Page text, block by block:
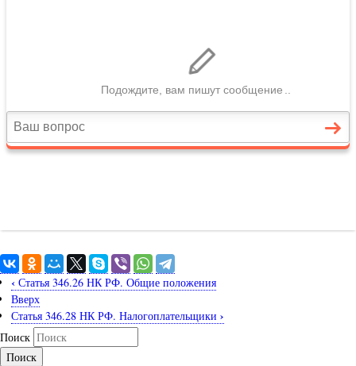
‹ Статья 346.26 НК РФ. Общие положения
Вверх
Статья 346.28 НК РФ. Налогоплательщики ›
Поиск